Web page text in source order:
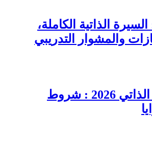
السيرة الذاتية الكاملة،
والمشوار التدريبي
بطاقة المقاول الذاتي 2026 : شروط